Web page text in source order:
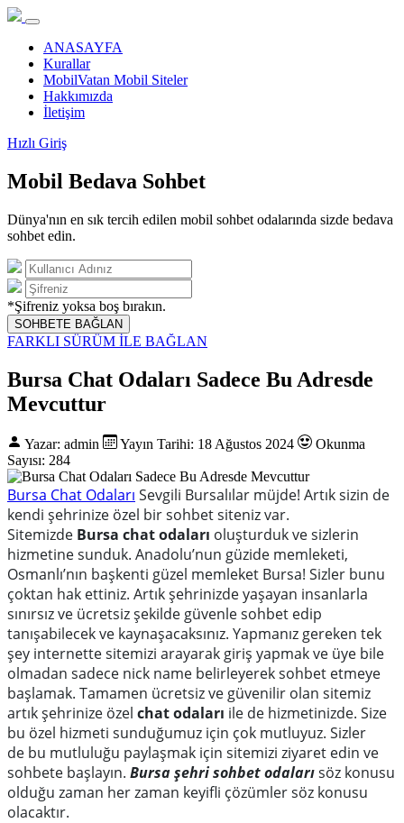
ANASAYFA
Kurallar
MobilVatan Mobil Siteler
Hakkımızda
İletişim
Hızlı Giriş
Mobil Bedava Sohbet
Dünya'nın en sık tercih edilen mobil sohbet odalarında sizde bedava
sohbet edin.
*Şifreniz yoksa boş bırakın.
SOHBETE BAĞLAN
FARKLI SÜRÜM İLE BAĞLAN
Bursa Chat Odaları Sadece Bu Adresde
Mevcuttur
Yazar: admin Yayın Tarihi: 18 Ağustos 2024
Okunma
Sayısı: 284
Bursa Chat Odaları Sevgili Bursalılar müjde! Artık sizin de
kendi şehrinize özel bir sohbet siteniz var.
Sitemizde Bursa chatodaları oluşturduk ve sizlerin
hizmetine sunduk. Anadolu’nun güzide memleketi,
Osmanlı’nın başkenti güzel memleket Bursa! Sizler bunu
çoktan hak ettiniz. Artık şehrinizde yaşayan insanlarla
sınırsız ve ücretsiz şekilde güvenle sohbet edip
tanışabilecek ve kaynaşacaksınız. Yapmanız gereken tek
şey internette sitemizi arayarak giriş yapmak ve üye bile
olmadan sadece nick name belirleyerek sohbet etmeye
başlamak. Tamamen ücretsiz ve güvenilir olan sitemiz
artık şehrinize özel chat odaları ile de hizmetinizde. Size
bu özel hizmeti sunduğumuz için çok mutluyuz. Sizler
de bu mutluluğu paylaşmak için sitemizi ziyaret edin ve
sohbete başlayın. Bursa şehri sohbet odalarısöz konusu
olduğu zaman her zaman keyifli çözümler söz konusu
olacaktır.